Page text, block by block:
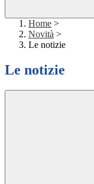
Home >
Novità >
Le notizie
Le notizie